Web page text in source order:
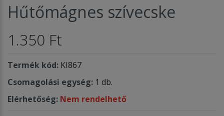
Hűtőmágnes szívecske
1.350 Ft
Termék kód: KI867
Csomagolási egység: 1 db.
Elérhetőség: Nem rendelhető